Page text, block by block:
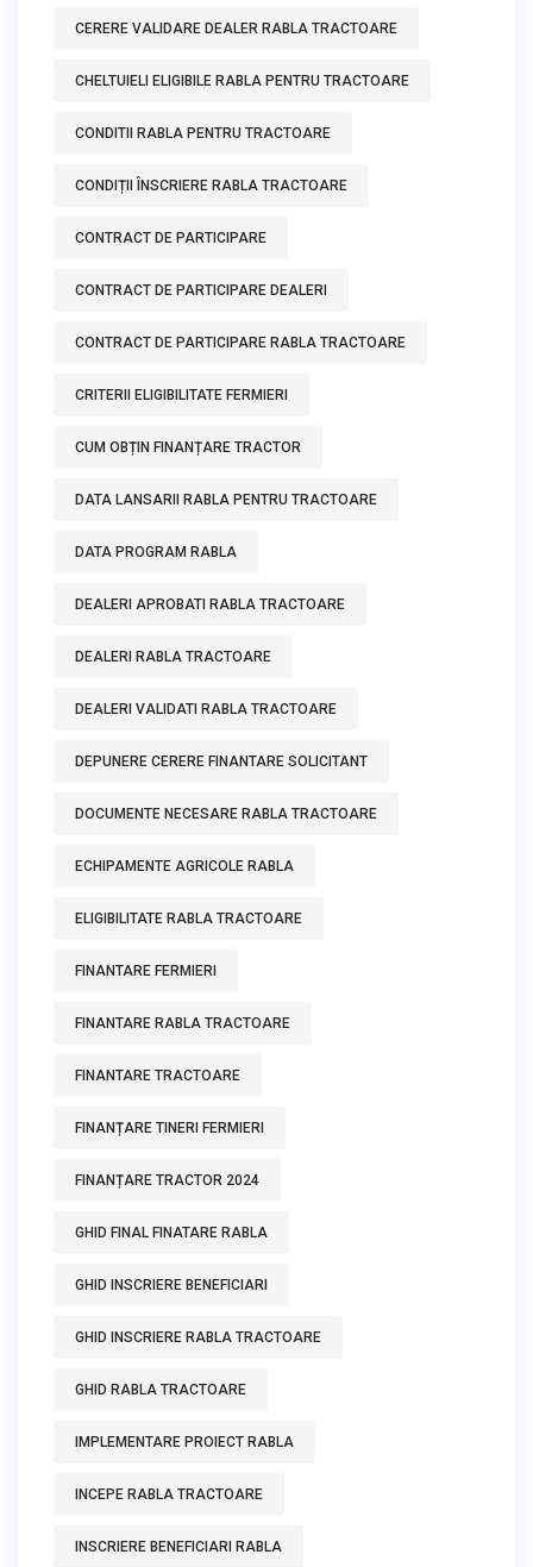
CERERE VALIDARE DEALER RABLA TRACTOARE
CHELTUIELI ELIGIBILE RABLA PENTRU TRACTOARE
CONDITII RABLA PENTRU TRACTOARE
CONDIȚII ÎNSCRIERE RABLA TRACTOARE
CONTRACT DE PARTICIPARE
CONTRACT DE PARTICIPARE DEALERI
CONTRACT DE PARTICIPARE RABLA TRACTOARE
CRITERII ELIGIBILITATE FERMIERI
CUM OBȚIN FINANȚARE TRACTOR
DATA LANSARII RABLA PENTRU TRACTOARE
DATA PROGRAM RABLA
DEALERI APROBATI RABLA TRACTOARE
DEALERI RABLA TRACTOARE
DEALERI VALIDATI RABLA TRACTOARE
DEPUNERE CERERE FINANTARE SOLICITANT
DOCUMENTE NECESARE RABLA TRACTOARE
ECHIPAMENTE AGRICOLE RABLA
ELIGIBILITATE RABLA TRACTOARE
FINANTARE FERMIERI
FINANTARE RABLA TRACTOARE
FINANTARE TRACTOARE
FINANȚARE TINERI FERMIERI
FINANȚARE TRACTOR 2024
GHID FINAL FINATARE RABLA
GHID INSCRIERE BENEFICIARI
GHID INSCRIERE RABLA TRACTOARE
GHID RABLA TRACTOARE
IMPLEMENTARE PROIECT RABLA
INCEPE RABLA TRACTOARE
INSCRIERE BENEFICIARI RABLA